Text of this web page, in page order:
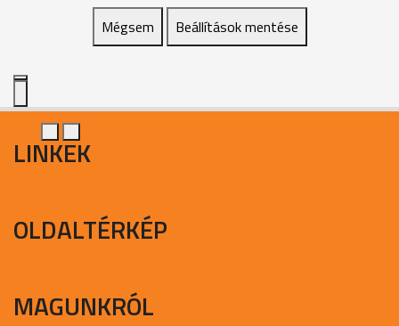
Mégsem Beállítások mentése
LINKEK
OLDALTÉRKÉP
MAGUNKRÓL